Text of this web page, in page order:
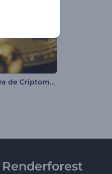
Abertura de Criptomoedas